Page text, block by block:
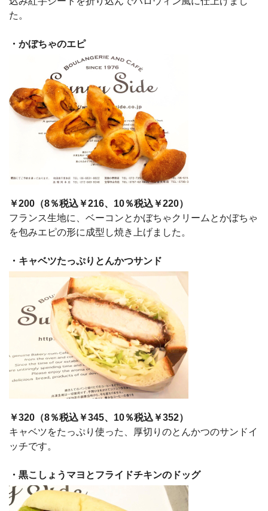
た。
・かぼちゃのエピ
￥200（8％税込￥216、10％税込￥220）
フランス生地に、ベーコンとかぼちゃクリームとかぼちゃ
を包みエピの形に成型し焼き上げました。
・キャベツたっぷりとんかつサンド
￥320（8％税込￥345、10％税込￥352）
キャベツをたっぷり使った、厚切りのとんかつのサンドイ
ッチです。
・黒こしょうマヨとフライドチキンのドッグ